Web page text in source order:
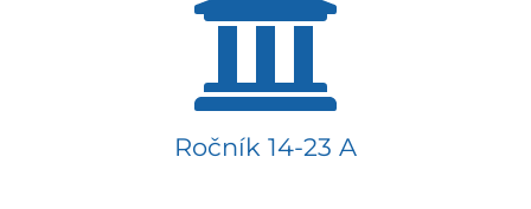
Ročník 14-23 A